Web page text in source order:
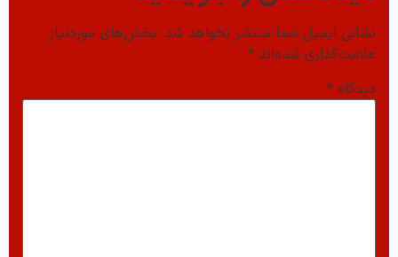
نشانی ایمیل شما منتشر نخواهد شد. بخش‌های موردنیاز
علامت‌گذاری شده‌اند *
دیدگاه *